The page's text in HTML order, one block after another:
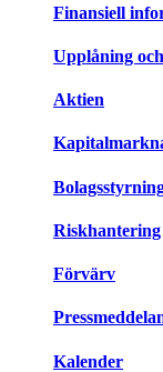
Finansiell
Upplåning
Aktien
Riskhantering
Förvärv
Kalender